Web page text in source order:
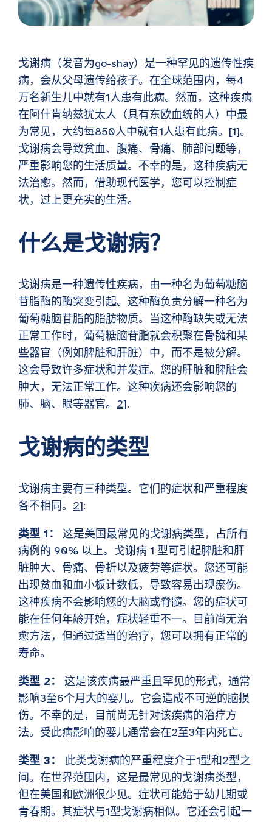
戈谢病（发音为go-shay）是一种罕见的遗传性疾
病，会从父母遗传给孩子。在全球范围内，每4
万名新生儿中就有1人患有此病。然而，这种疾病
在阿什肯纳兹犹太人（具有东欧血统的人）中最
为常见，大约每850人中就有1人患有此病。[1]。
戈谢病会导致贫血、腹痛、骨痛、肺部问题等，
严重影响您的生活质量。不幸的是，这种疾病无
法治愈。然而，借助现代医学，您可以控制症
状，过上更充实的生活。
什么是戈谢病？
戈谢病是一种遗传性疾病，由一种名为葡萄糖脑
苷脂酶的酶突变引起。这种酶负责分解一种名为
葡萄糖脑苷脂的脂肪物质。当这种酶缺失或无法
正常工作时，葡萄糖脑苷脂就会积聚在骨髓和某
些器官（例如脾脏和肝脏）中，而不是被分解。
这会导致许多症状和并发症。您的肝脏和脾脏会
肿大，无法正常工作。这种疾病还会影响您的
肺、脑、眼等器官。 2].
戈谢病的类型
戈谢病主要有三种类型。它们的症状和严重程度
各不相同。 2]:
类型 1：
这是美国最常见的戈谢病类型，占所有
病例的 90% 以上。戈谢病 1 型可引起脾脏和肝
脏肿大、骨痛、骨折以及疲劳等症状。您还可能
出现贫血和血小板计数低，导致容易出现瘀伤。
这种疾病不会影响您的大脑或脊髓。您的症状可
能在任何年龄开始，症状轻重不一。目前尚无治
愈方法，但通过适当的治疗，您可以拥有正常的
寿命。
类型 2：
这是该疾病最严重且罕见的形式，通常
影响3至6个月大的婴儿。它会造成不可逆的脑损
伤。不幸的是，目前尚无针对该疾病的治疗方
法。受此病影响的婴儿通常会在2至3年内死亡。
类型 3： 此类戈谢病的严重程度介于1型和2型之
间。在世界范围内，这是最常见的戈谢病类型，
但在美国和欧洲很少见。症状可能始于幼儿期或
青春期。其症状与1型戈谢病相似。它还会引起一